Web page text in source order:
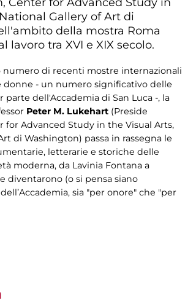
Gallery of Art di
della mostra Roma
lavoro tra XVI e XIX secolo.
numero di recenti mostre internazionali
donne - un numero significativo delle
parte dell'Accademia di San Luca -, la
Peter M. Lukehart (Preside
for Advanced Study in the Visual Arts,
di Washington) passa in rassegna le
letterarie e storiche delle
moderna, da Lavinia Fontana a
diventarono (o si pensa siano
sia "per onore" che "per